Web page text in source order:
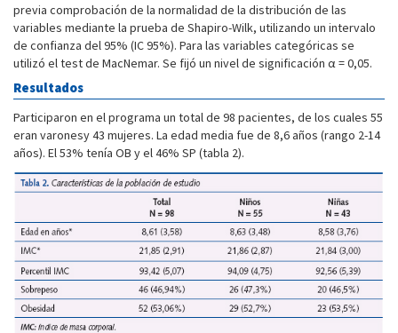
previa comprobación de la normalidad de la distribución de las
variables mediante la prueba de Shapiro-Wilk, utilizando un intervalo
de confianza del 95% (IC 95%). Para las variables categóricas se
utilizó el test de MacNemar. Se fijó un nivel de significación α = 0,05.
Resultados
Participaron en el programa un total de 98 pacientes, de los cuales 55
eran varonesy 43 mujeres. La edad media fue de 8,6 años (rango 2-14
años). El 53% tenía OB y el 46% SP (tabla 2).